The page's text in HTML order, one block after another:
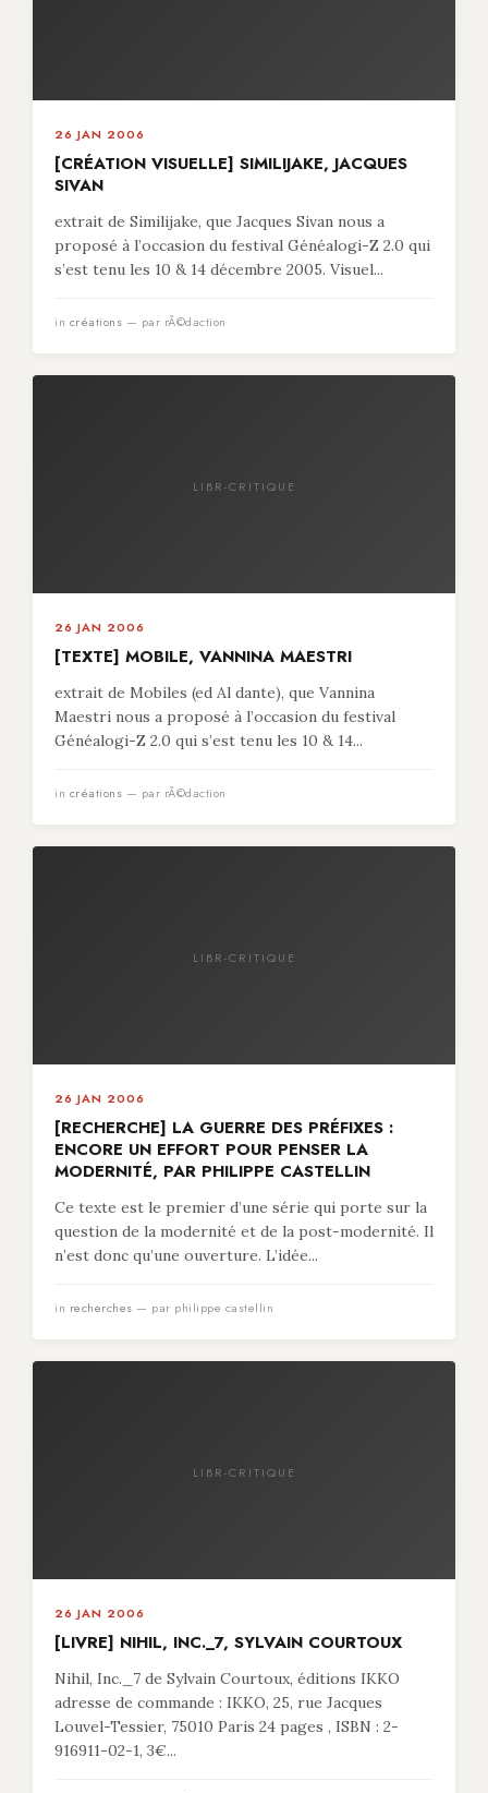
26 JAN 2006
[CRÉATION VISUELLE] SIMILIJAKE, JACQUES
SIVAN
extrait de Similijake, que Jacques Sivan nous a
proposé à l’occasion du festival Généalogi-Z 2.0 qui
s’est tenu les 10 & 14 décembre 2005. Visuel...
in créations — par rÃ©daction
LIBR-CRITIQUE
26 JAN 2006
[TEXTE] MOBILE, VANNINA MAESTRI
extrait de Mobiles (ed Al dante), que Vannina
Maestri nous a proposé à l’occasion du festival
Généalogi-Z 2.0 qui s’est tenu les 10 & 14...
in créations — par rÃ©daction
LIBR-CRITIQUE
26 JAN 2006
[RECHERCHE] LA GUERRE DES PRÉFIXES :
ENCORE UN EFFORT POUR PENSER LA
MODERNITÉ, PAR PHILIPPE CASTELLIN
Ce texte est le premier d’une série qui porte sur la
question de la modernité et de la post-modernité. Il
n’est donc qu’une ouverture. L’idée...
in recherches — par philippe castellin
LIBR-CRITIQUE
26 JAN 2006
[LIVRE] NIHIL, INC._7, SYLVAIN COURTOUX
Nihil, Inc._7 de Sylvain Courtoux, éditions IKKO
adresse de commande : IKKO, 25, rue Jacques
Louvel-Tessier, 75010 Paris 24 pages , ISBN : 2-
916911-02-1, 3€...